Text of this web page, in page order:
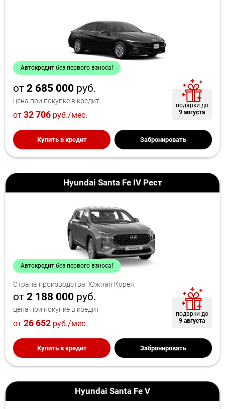
Автокредит без первого взноса!
от 2 685 000 руб.
цена при покупке в кредит
от 32 706 руб./мес.
подарки до
9 августа
Купить в кредит Забронировать
Hyundai Santa Fe IV Рест
Автокредит без первого взноса!
Страна производства: Южная Корея
от 2 188 000 руб.
цена при покупке в кредит
от 26 652 руб./мес.
подарки до
9 августа
Купить в кредит Забронировать
Hyundai Santa Fe V